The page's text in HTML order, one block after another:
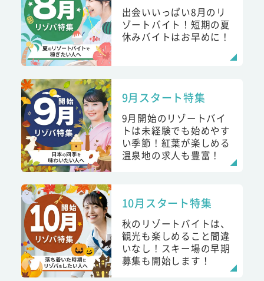
出会いいっぱい8月のリ
ゾートバイト！短期の夏
休みバイトはお早めに！
9月スタート特集
9月開始のリゾートバイ
トは未経験でも始めやす
い季節！紅葉が楽しめる
温泉地の求人も豊富！
10月スタート特集
秋のリゾートバイトは、
観光も楽しめること間違
いなし！スキー場の早期
募集も開始します！